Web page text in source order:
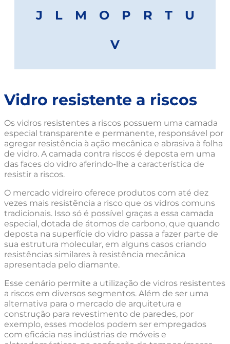
J
L M O P R T
U
V
Vidro resistente a riscos
Os vidros resistentes a riscos possuem uma camada
especial transparente e permanente, responsável por
agregar resistência à ação mecânica e abrasiva à folha
de vidro. A camada contra riscos é deposta em uma
das faces do vidro aferindo-lhe a característica de
resistir a riscos.
O mercado vidreiro oferece produtos com até dez
vezes mais resistência a risco que os vidros comuns
tradicionais. Isso só é possível graças a essa camada
especial, dotada de átomos de carbono, que quando
deposta na superfície do vidro passa a fazer parte de
sua estrutura molecular, em alguns casos criando
resistências similares à resistência mecânica
apresentada pelo diamante.
Esse cenário permite a utilização de vidros resistentes
a riscos em diversos segmentos. Além de ser uma
alternativa para o mercado de arquitetura e
construção para revestimento de paredes, por
exemplo, esses modelos podem ser empregados
com eficácia nas indústrias de móveis e